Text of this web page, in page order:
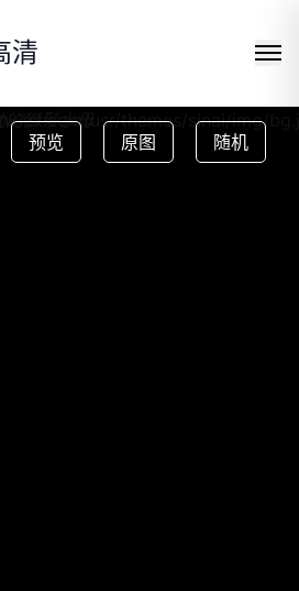
清
usr/themes/sinai/img/
预览
原图 随机